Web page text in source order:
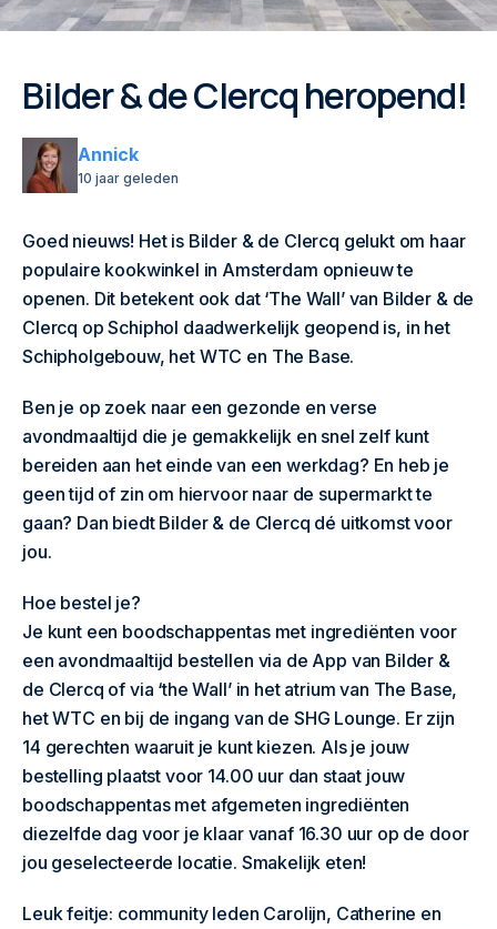
Bilder & de Clercq heropend!
Annick
10 jaar geleden
Goed nieuws! Het is Bilder & de Clercq gelukt om haar
populaire kookwinkel in Amsterdam opnieuw te
openen. Dit betekent ook dat ‘The Wall’ van Bilder & de
Clercq op Schiphol daadwerkelijk geopend is, in het
Schipholgebouw, het WTC en The Base.
Ben je op zoek naar een gezonde en verse
avondmaaltijd die je gemakkelijk en snel zelf kunt
bereiden aan het einde van een werkdag? En heb je
geen tijd of zin om hiervoor naar de supermarkt te
gaan? Dan biedt Bilder & de Clercq dé uitkomst voor
jou.
Hoe bestel je?
Je kunt een boodschappentas met ingrediënten voor
een avondmaaltijd bestellen via de App van Bilder &
de Clercq of via ‘the Wall’ in het atrium van The Base,
het WTC en bij de ingang van de SHG Lounge. Er zijn
14 gerechten waaruit je kunt kiezen. Als je jouw
bestelling plaatst voor 14.00 uur dan staat jouw
boodschappentas met afgemeten ingrediënten
diezelfde dag voor je klaar vanaf 16.30 uur op de door
jou geselecteerde locatie. Smakelijk eten!
Leuk feitje: community leden Carolijn, Catherine en